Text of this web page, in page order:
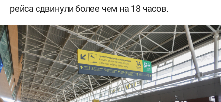
рейса сдвинули более чем на 18 часов.